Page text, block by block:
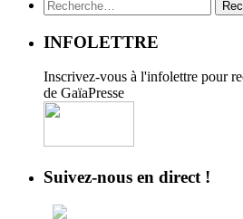
INFOLETTRE
Inscrivez-vous à l'infolettre pour
de GaïaPresse
Suivez-nous en direct !